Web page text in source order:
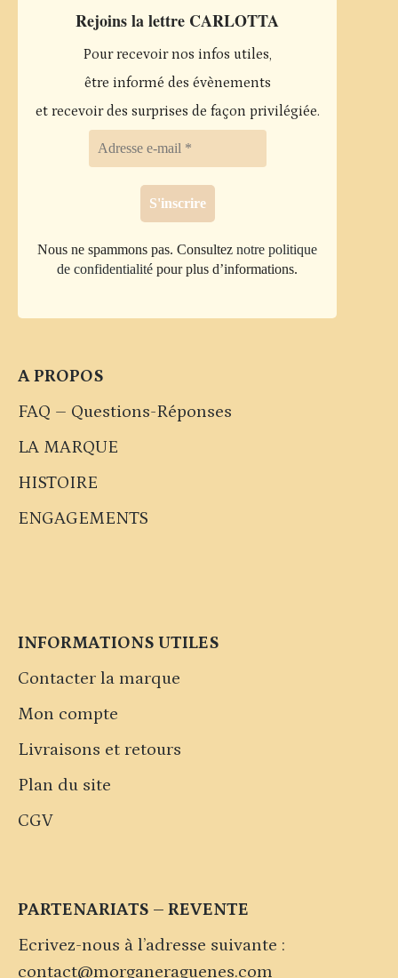
Rejoins la lettre CARLOTTA
Pour recevoir nos infos utiles,
être informé des évènements
et recevoir des surprises de façon privilégiée.
Nous ne spammons pas. Consulteznotre politique
de confidentialité pour plus d’informations.
A PROPOS
FAQ – Questions-Réponses
LA MARQUE
HISTOIRE
ENGAGEMENTS
INFORMATIONS UTILES
Contacter la marque
Mon compte
Livraisons et retours
Plan du site
CGV
PARTENARIATS – REVENTE
Ecrivez-nous à l’adresse suivante :
contact@morganeraguenes.com